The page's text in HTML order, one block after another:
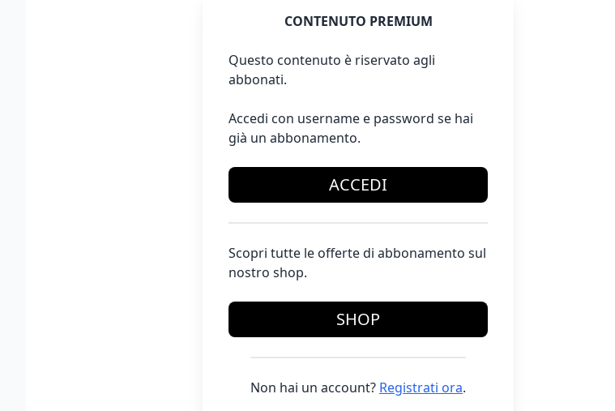
CONTENUTO PREMIUM
Questo contenuto è riservato agli
abbonati.
Accedi con username e password se hai
già un abbonamento.
ACCEDI
Scopri tutte le offerte di abbonamento sul
nostro shop.
SHOP
Non hai un account? Registrati ora.